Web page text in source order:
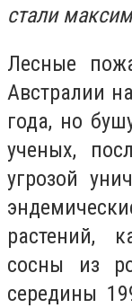
стали
Лесные
Австралии
года, но
ученых,
угрозой
растений,
сосны из
середины